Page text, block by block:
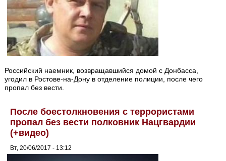
Российский наемник, возвращавшийся домой с Донбасса,
угодил в Ростове-на-Дону в отделение полиции, после чего
пропал без вести.
После боестолкновения с террористами
пропал без вести полковник Нацгвардии
(+видео)
Вт, 20/06/2017 - 13:12